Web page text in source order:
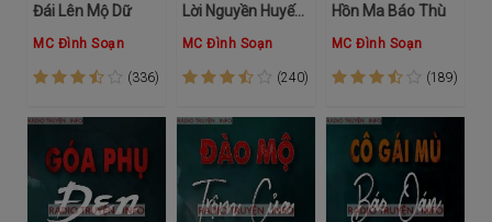
Đái Lên Mộ Dữ
MC Đình Soạn
(336)
Lời Nguyền Huyết Ngải
MC Đình Soạn
(240)
Hồn Ma Báo Thù
MC Đình Soạn
(189)